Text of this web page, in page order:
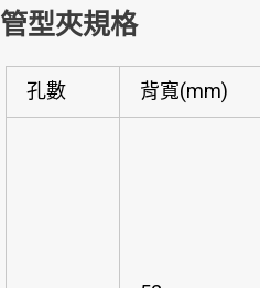
管型夾規格
孔數 背寬(mm)